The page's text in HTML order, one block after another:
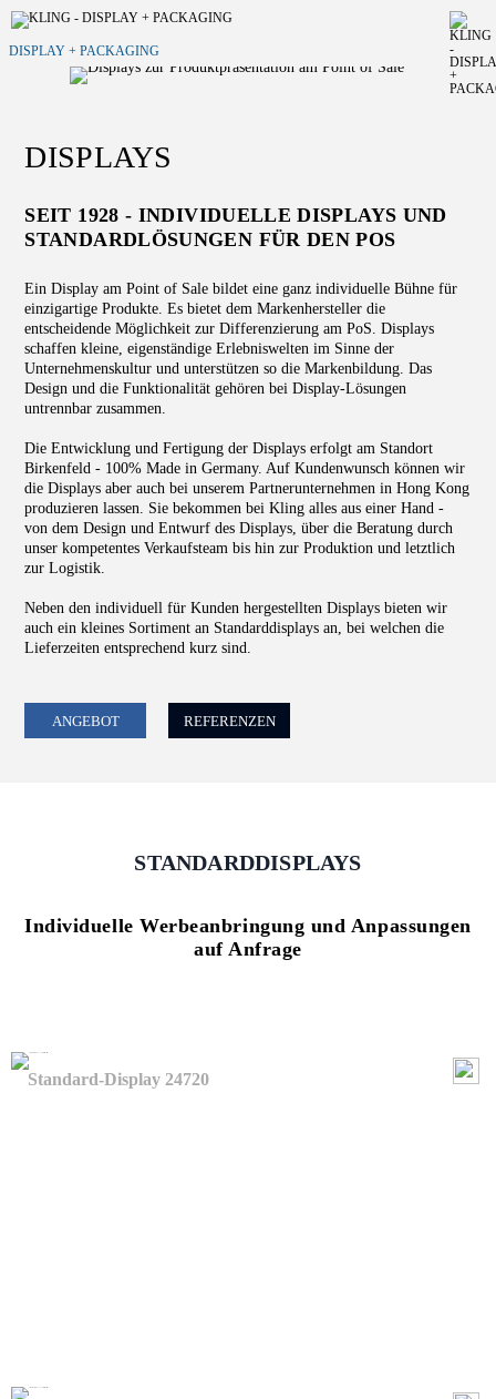
DISPLAY + PACKAGING
DISPLAYS
SEIT 1928 - INDIVIDUELLE DISPLAYS UND
STANDARDLÖSUNGEN FÜR DEN POS
Ein Display am Point of Sale bildet eine ganz individuelle Bühne für
einzigartige Produkte. Es bietet dem Markenhersteller die
entscheidende Möglichkeit zur Differenzierung am PoS. Displays
schaffen kleine, eigenständige Erlebniswelten im Sinne der
Unternehmenskultur und unterstützen so die Markenbildung. Das
Design und die Funktionalität gehören bei Display-Lösungen
untrennbar zusammen.
Die Entwicklung und Fertigung der Displays erfolgt am Standort
Birkenfeld - 100% Made in Germany. Auf Kundenwunsch können wir
die Displays aber auch bei unserem Partnerunternehmen in Hong Kong
produzieren lassen. Sie bekommen bei Kling alles aus einer Hand -
von dem Design und Entwurf des Displays, über die Beratung durch
unser kompetentes Verkaufsteam bis hin zur Produktion und letztlich
zur Logistik.
Neben den individuell für Kunden hergestellten Displays bieten wir
auch ein kleines Sortiment an Standarddisplays an, bei welchen die
Lieferzeiten entsprechend kurz sind.
ANGEBOT REFERENZEN
STANDARDDISPLAYS
Individuelle Werbeanbringung und Anpassungen
auf Anfrage
Standard-Display 24720